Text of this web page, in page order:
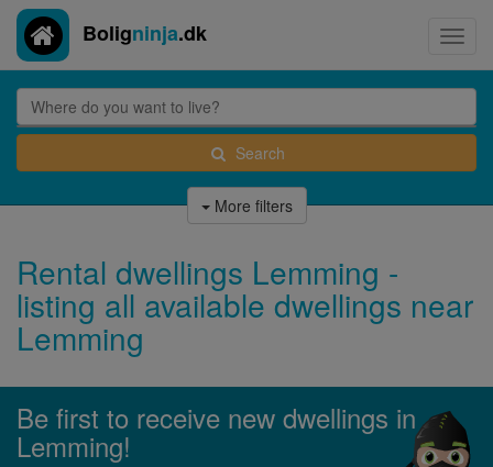
Boligninja.dk
Search
More filters
Rental dwellings Lemming -
listing all available dwellings near
Lemming
Be first to receive new dwellings in
Lemming!